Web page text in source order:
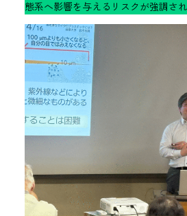
態系へ影響を与えるリスクが強調され